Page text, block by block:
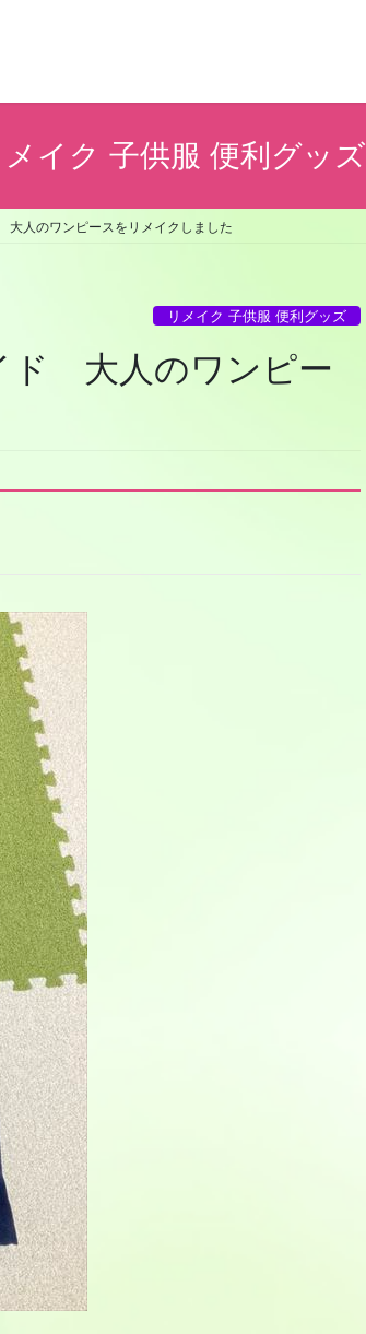
メイク 子供服 便利グッズ
人のワンピースをリメイクしました
リメイク 子供服 便利グッズ
ド 大人のワンピー